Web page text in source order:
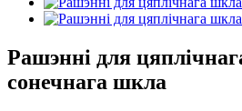
Рашэнні для
сонечнага шкла